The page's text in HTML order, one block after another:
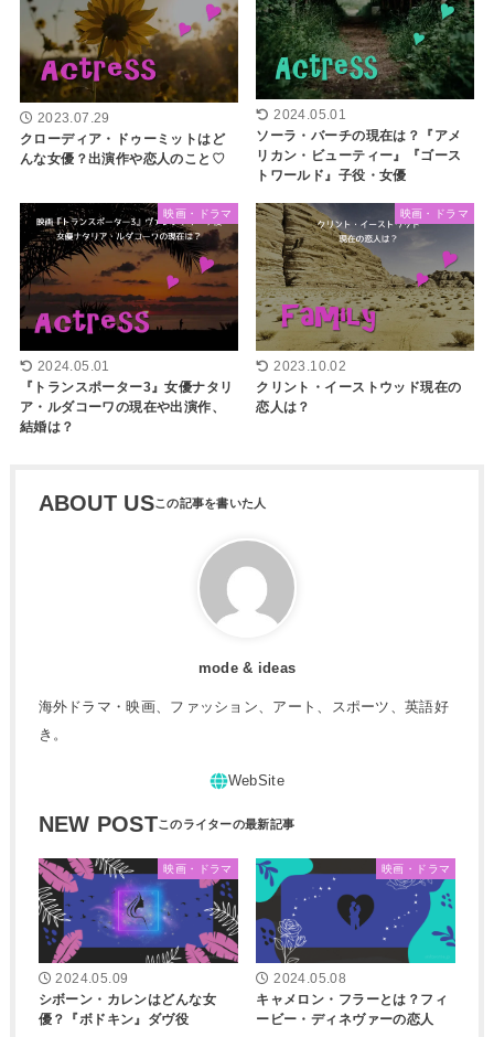
2023.07.29
クローディア・ドゥーミットはど
んな女優？出演作や恋人のこと♡
2024.05.01
ソーラ・バーチの現在は？『アメ
リカン・ビューティー』『ゴース
トワールド』子役・女優
映画・ドラマ
2024.05.01
『トランスポーター3』女優ナタリ
ア・ルダコーワの現在や出演作、
結婚は？
映画・ドラマ
2023.10.02
クリント・イーストウッド現在の
恋人は？
ABOUT US
mode & ideas
海外ドラマ・映画、ファッション、アート、スポーツ、英語好
き。
NEW POST
映画・ドラマ
2024.05.09
シボーン・カレンはどんな女
優？『ボドキン』ダヴ役
映画・ドラマ
2024.05.08
キャメロン・フラーとは？フィ
ービー・ディネヴァーの恋人